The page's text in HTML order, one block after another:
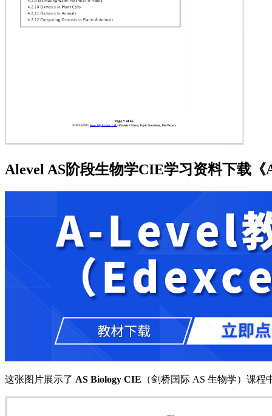
Alevel AS阶段生物学CIE学习资料下载
这张图片展示了 AS Biology CIE （剑桥国际 AS 生物学）课程